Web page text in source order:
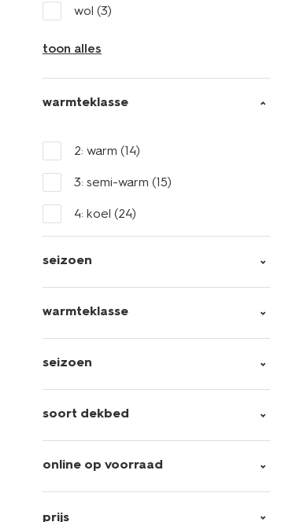
wol (3)
toon alles
warmteklasse
2: warm (14)
3: semi-warm (15)
4: koel (24)
seizoen
warmteklasse
seizoen
soort dekbed
online op voorraad
prijs